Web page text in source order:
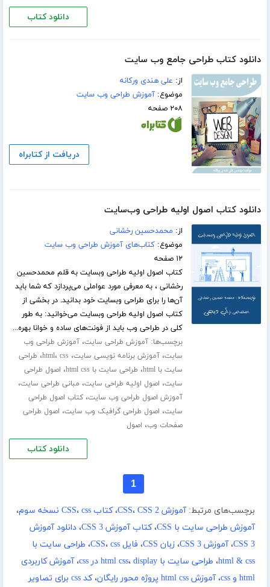
دانلود کتاب
دانلود کتاب طراحی جامع وب سایت
از: علی هندی ورکانه
موضوع:آموزش طراحی وب سایت
۲۰۸ صفحه
دریافت از کتابراه
دانلود کتاب اصول اولیه طراحی وب‌سایت
از: محمد‌حسین رخشانی
موضوع:کتاب‌های آموزش طراحی وب سایت
۱۲ صفحه
کتاب اصول اولیه طراحی وبسایت به قلم محمد‌حسین
رخشانی ، به معرفی مورد عواملی می‌پردازد که شما باید
آن‌ها را برای طراحی وبسایت خود بدانید. در بخشی از
کتاب اصول اولیه طراحی وبسایت می‌خوانید: به طور
کلی در طراحی وب باید از فونت‌های ساده و خوانا بهره...
برچسب‌ها:آموزش طراحی سایت،آموزش طراحی وب
سایت،آموزش برنامه نویسی سایت، html، css ، طراحی
سایت با html
، طراحی سایت با html css ، اصول طراحی
سایت، اصول اولیه طراحی سایت، مبانی طراحی سایت،
آموزش اصول طراحی وب سایت،کتاب اصول طراحی
سایت، اصول طراحی گرافیک وب سایت، اصول طراحی
صفحات وب، اصول
دانلود کتاب
1
برچسب‌های مرتبط:آموزش CSS ، CSS 2 ،کتاب CSS ، css نسخه سوم
،
آموزش طراحی سایت با CSS
،کتاب آموزش CSS 3 ، دانلود آموزش
CSS 3،آموزش CSS 3 ، زبان CSS ، فایل CSS ، css ، طراحی سایت با
html & css، طراحی سایت با html css ، display در css ،آموزش کاربردی
html و css
،آموزش html css پروژه محور رایگان ،کد css برای تصاویر